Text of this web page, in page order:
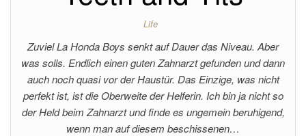
Life
Zuviel La Honda Boys senkt auf Dauer das Niveau. Aber
was solls. Endlich einen guten Zahnarzt gefunden und dann
auch noch quasi vor der Haustür. Das Einzige, was nicht
perfekt ist, ist die Oberweite der Helferin. Ich bin ja nicht so
der Held beim Zahnarzt und finde es ungemein beruhigend,
wenn man auf diesem beschissenen…